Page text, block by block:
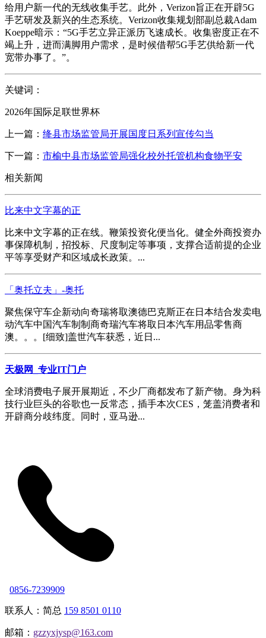
给用户新一代的无线收集手艺。此外，Verizon旨正在开辟5G
手艺研发及新兴的生态系统。Verizon收集规划部副总裁Adam
Koeppe暗示：“5G手艺立异正派历飞速成长。收集密度正在不
竭上升，进而满脚用户需求，是时候借帮5G手艺供给新一代
宽带办事了。”。
关键词：
2026年国际足联世界杯
上一篇： 绛县市场监管局开展国度日系列宣传勾当
下一篇： 市榆中县市场监管局强化校外托管机构食物平安
相关新闻
比来中文字幕的正
比来中文字幕的正在线。鞭策投资化便当化。健全外商投资办
事保障机制，招投标、尺度制定等事项，支撑合适前提的企业
平等享受财产和区域成长政策。...
「奥托立夫」-奥托
聚焦保守车企新动向奇瑞将取澳德巴克斯正在日本结合发卖电
动汽车中国汽车制制商奇瑞汽车将取日本汽车用品零售商
澳。。。[细致]盖世汽车获悉，近日...
天极网_专业IT门户
全球消费电子展开展期近，不少厂商都发布了新产物。身为科
技行业巨头的谷歌也一反常态，插手本次CES，笼盖消费者和
开辟商分歧纬度。同时，亚马逊...
0856-7239909
联系人：简总 159 8501 0110
邮箱： gzzyxjysp@163.com